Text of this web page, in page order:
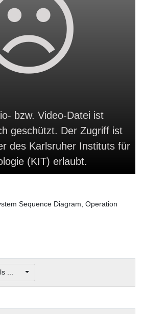
bzw. Video-Datei ist
geschützt. Der Zugriff ist
des Karlsruher Instituts für
(KIT) erlaubt.
Sequence Diagram, Operation
...